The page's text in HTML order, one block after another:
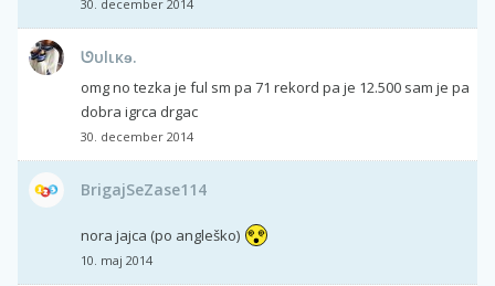
30. december 2014
ᘎυlικɘ.
omg no tezka je ful sm pa 71 rekord pa je 12.500 sam je pa
dobra igrca drgac
30. december 2014
BrigajSeZase114
nora jajca (po angleško)
10. maj 2014